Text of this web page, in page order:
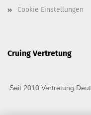
Cookie Einstellungen
Cruing Vertretung
Seit 2010 Vertretung